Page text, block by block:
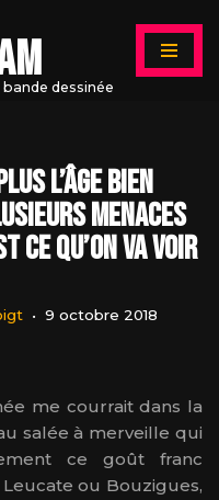
dessinée
l’âge bien
menaces
ce qu’on va voir
9 octobre 2018
me courrait dans la
salée à merveille qui
ce goût franc
ou Bouzigues,